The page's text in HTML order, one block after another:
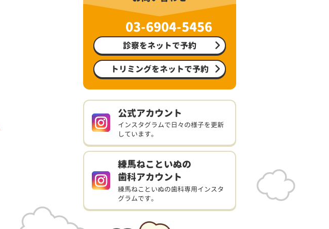
03-6904-5456
診察をネットで予約
トリミングをネットで予約
公式アカウント
インスタグラムで日々の様子を更新
しています。
練馬ねこといぬの
歯科アカウント
練馬ねこといぬの歯科専用インスタ
グラムです。